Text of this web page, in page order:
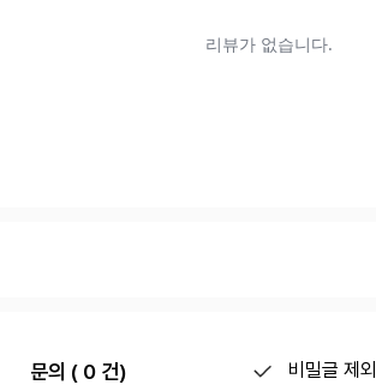
문의 ( 0 건) 비밀글 제외